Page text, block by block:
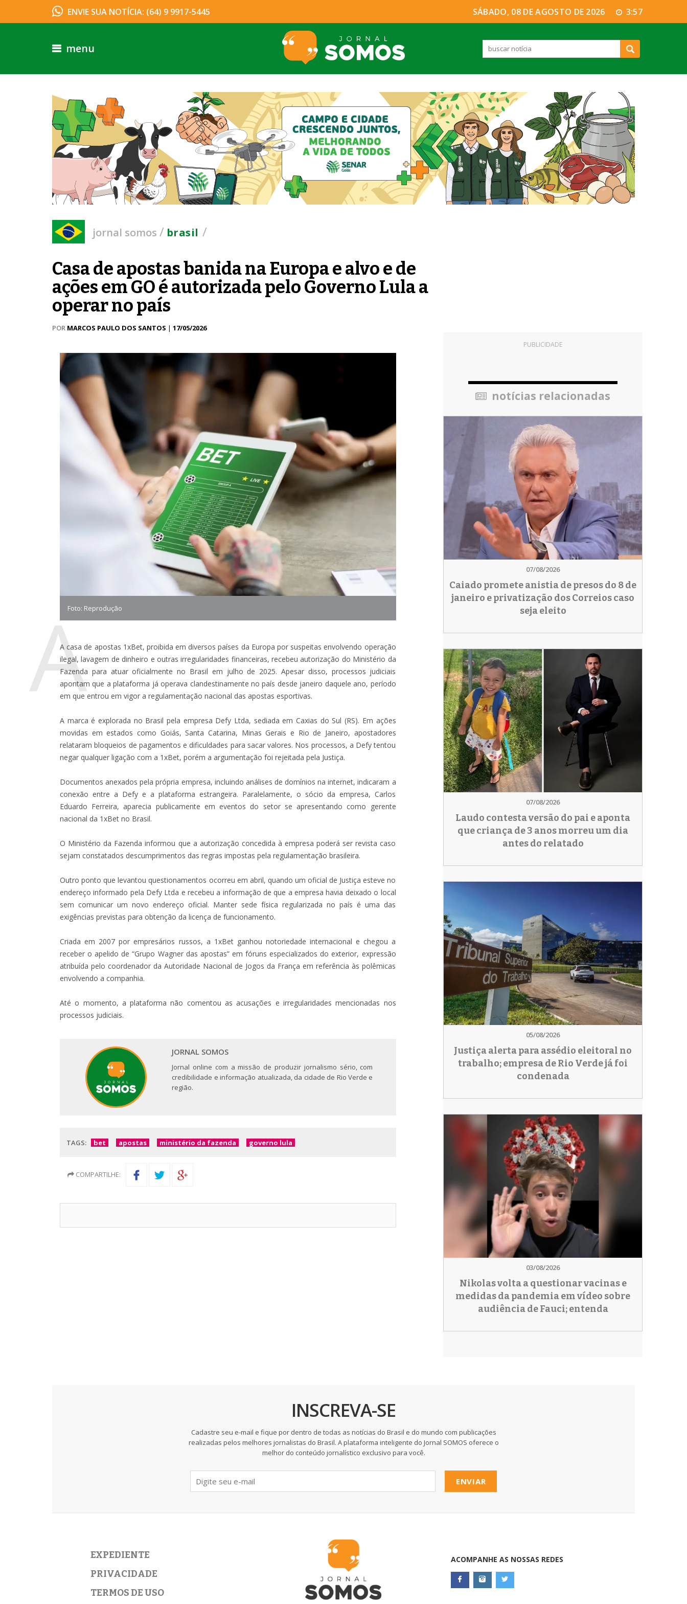
ENVIE SUA NOTÍCIA: (64) 9 9917-5445 SÁBADO, 08 DE AGOSTO DE 2026 3:57
menu
jornal somos / brasil /
Casa de apostas banida na Europa e alvo e de
ações em GO é autorizada pelo Governo Lula a
operar no país
POR MARCOS PAULO DOS SANTOS | 17/05/2026
Foto: Reprodução
A
A casa de apostas 1xBet, proibida em diversos países da Europa por suspeitas envolvendo operação
ilegal, lavagem de dinheiro e outras irregularidades financeiras, recebeu autorização do Ministério da
Fazenda para atuar oficialmente no Brasil em julho de 2025. Apesar disso, processos judiciais
apontam que a plataforma já operava clandestinamente no país desde janeiro daquele ano, período
em que entrou em vigor a regulamentação nacional das apostas esportivas.
A marca é explorada no Brasil pela empresa Defy Ltda, sediada em Caxias do Sul (RS). Em ações
movidas em estados como Goiás, Santa Catarina, Minas Gerais e Rio de Janeiro, apostadores
relataram bloqueios de pagamentos e dificuldades para sacar valores. Nos processos, a Defy tentou
negar qualquer ligação com a 1xBet, porém a argumentação foi rejeitada pela Justiça.
Documentos anexados pela própria empresa, incluindo análises de domínios na internet, indicaram a
conexão entre a Defy e a plataforma estrangeira. Paralelamente, o sócio da empresa, Carlos
Eduardo Ferreira, aparecia publicamente em eventos do setor se apresentando como gerente
nacional da 1xBet no Brasil.
O Ministério da Fazenda informou que a autorização concedida à empresa poderá ser revista caso
sejam constatados descumprimentos das regras impostas pela regulamentação brasileira.
Outro ponto que levantou questionamentos ocorreu em abril, quando um oficial de Justiça esteve no
endereço informado pela Defy Ltda e recebeu a informação de que a empresa havia deixado o local
sem comunicar um novo endereço oficial. Manter sede física regularizada no país é uma das
exigências previstas para obtenção da licença de funcionamento.
Criada em 2007 por empresários russos, a 1xBet ganhou notoriedade internacional e chegou a
receber o apelido de “Grupo Wagner das apostas” em fóruns especializados do exterior, expressão
atribuída pelo coordenador da Autoridade Nacional de Jogos da França em referência às polêmicas
envolvendo a companhia.
Até o momento, a plataforma não comentou as acusações e irregularidades mencionadas nos
processos judiciais.
JORNAL SOMOS
Jornal online com a missão de produzir jornalismo sério, com
credibilidade e informação atualizada, da cidade de Rio Verde e
região.
TAGS: bet apostas ministério da fazenda governo lula
COMPARTILHE:
PUBLICIDADE
notícias relacionadas
07/08/2026
Caiado promete anistia de presos do 8 de
janeiro e privatização dos Correios caso
seja eleito
07/08/2026
Laudo contesta versão do pai e aponta
que criança de 3 anos morreu um dia
antes do relatado
05/08/2026
Justiça alerta para assédio eleitoral no
trabalho; empresa de Rio Verde já foi
condenada
03/08/2026
Nikolas volta a questionar vacinas e
medidas da pandemia em vídeo sobre
audiência de Fauci; entenda
INSCREVA-SE
Cadastre seu e-mail e fique por dentro de todas as notícias do Brasil e do mundo com publicações
realizadas pelos melhores jornalistas do Brasil. A plataforma inteligente do Jornal SOMOS oferece o
melhor do conteúdo jornalístico exclusivo para você.
ENVIAR
EXPEDIENTE
PRIVACIDADE
TERMOS DE USO
ACOMPANHE AS NOSSAS REDES